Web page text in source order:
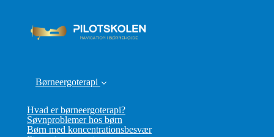
Børneergoterapi
Hvad er børneergoterapi?
Søvnproblemer hos børn
Børn med koncentrationsbesvær